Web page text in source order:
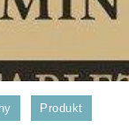
Produkt